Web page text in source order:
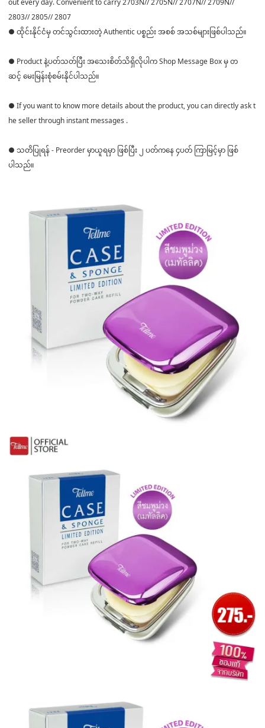
2803// 2805// 2807
● ထိုင်းနိုင်ငံမှ တင်သွင်းထားတဲ့ Authentic ပစ္စည်း အစစ် အသစ်များဖြစ်ပါသည်။
● Product နဲ့ပတ်သတ်ပြီး အသေးစိတ်သိရှိလိုပါက Shop Message Box မှ တ
ဆင့် မေးမြန်းစုံစမ်းနိုင်ပါသည်။
● If you want to know more details about the product, you can directly ask t
he seller through instant messages .
● သတိပြုရန် - Preorder မှာယူရမှာ ဖြစ်ပြီး ၂ ပတ်ကနေ ၄ပတ် ကြာမြင့်မှာ ဖြစ်
ပါသည်။